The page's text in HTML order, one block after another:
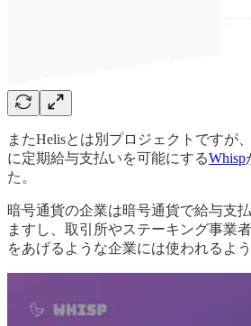
またHelisとは別プロジェクトですが
に定期給与支払いを可能にするWhisp
た。
暗号通貨の企業は暗号通貨で給与支
ますし、取引所やステーキング事業
をあげるような企業には使われるよ